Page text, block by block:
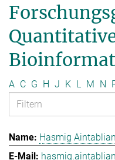
A C G H J K L M N
Hasmig Aintablian